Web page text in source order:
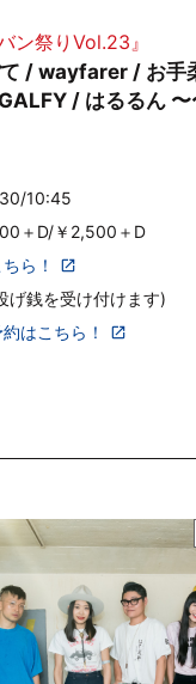
ン祭りVol.23』
/ wayfarer / お手
/ はるるん
10:45
＋D/￥2,500＋D
ら！
げ銭を受け付けます)
はこちら！